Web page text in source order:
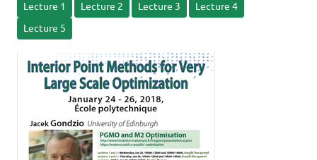
Lecture 1 Lecture 2 Lecture 3
Lecture 4
Lecture 5